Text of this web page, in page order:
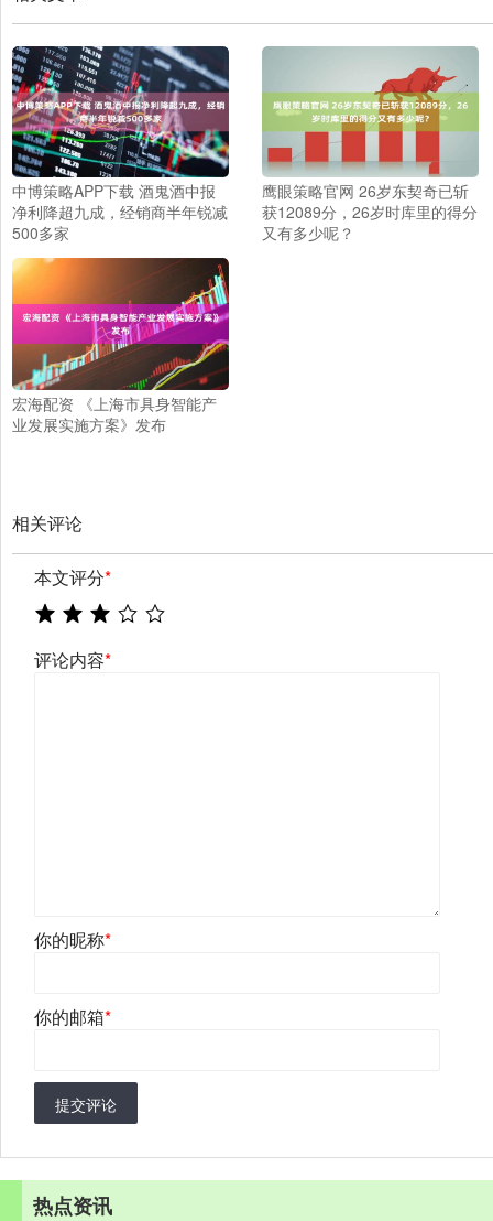
中博策略APP下载 酒鬼酒中报
净利降超九成，经销商半年锐减
500多家
鹰眼策略官网 26岁东契奇已斩
获12089分，26岁时库里的得分
又有多少呢？
宏海配资 《上海市具身智能产
业发展实施方案》发布
相关评论
本文评分*
评论内容*
你的昵称*
你的邮箱*
提交评论
热点资讯